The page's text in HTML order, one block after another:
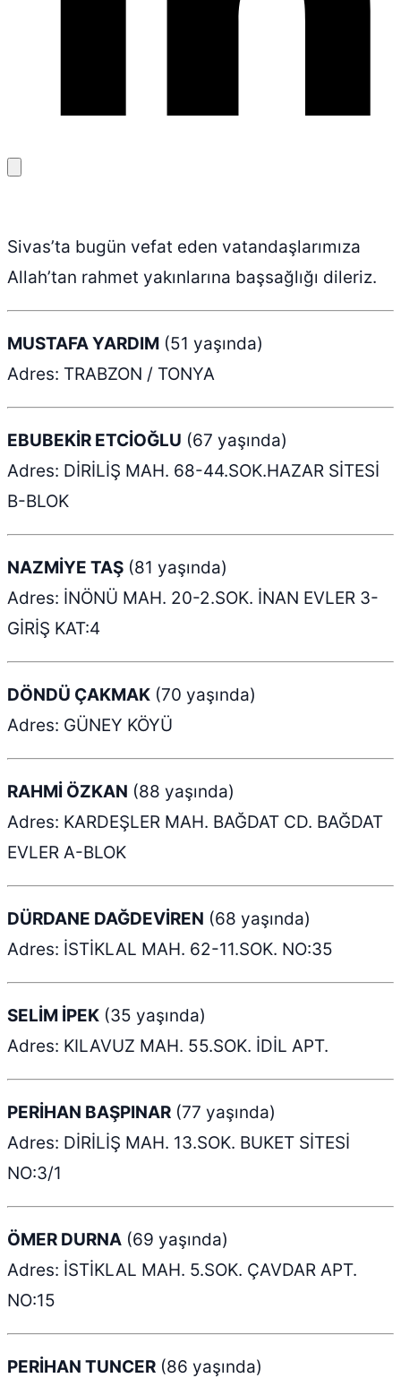
kopyala
Sivas’ta bugün vefat eden vatandaşlarımıza
Allah’tan rahmet yakınlarına başsağlığı dileriz.
MUSTAFA YARDIM (51 yaşında)
Adres: TRABZON / TONYA
EBUBEKİR ETCİOĞLU (67 yaşında)
Adres: DİRİLİŞ MAH. 68-44.SOK.HAZAR SİTESİ
B-BLOK
NAZMİYE TAŞ (81 yaşında)
Adres: İNÖNÜ MAH. 20-2.SOK. İNAN EVLER 3-
GİRİŞ KAT:4
DÖNDÜ ÇAKMAK (70 yaşında)
Adres: GÜNEY KÖYÜ
RAHMİ ÖZKAN (88 yaşında)
Adres: KARDEŞLER MAH. BAĞDAT CD. BAĞDAT
EVLER A-BLOK
DÜRDANE DAĞDEVİREN (68 yaşında)
Adres: İSTİKLAL MAH. 62-11.SOK. NO:35
SELİM İPEK (35 yaşında)
Adres: KILAVUZ MAH. 55.SOK. İDİL APT.
PERİHAN BAŞPINAR (77 yaşında)
Adres: DİRİLİŞ MAH. 13.SOK. BUKET SİTESİ
NO:3/1
ÖMER DURNA (69 yaşında)
Adres: İSTİKLAL MAH. 5.SOK. ÇAVDAR APT.
NO:15
PERİHAN TUNCER (86 yaşında)